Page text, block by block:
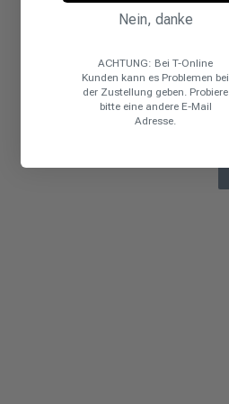
Nein, danke
ACHTUNG: Bei T-Online
Kunden kann es Problemen bei
der Zustellung geben. Probiere
bitte eine andere E-Mail
Adresse.